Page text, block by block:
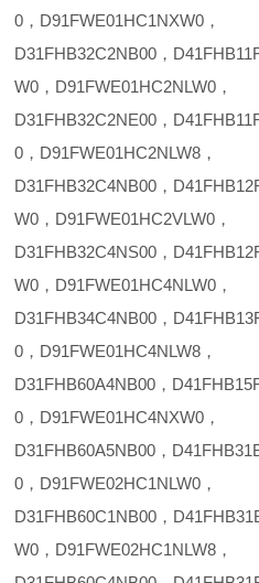
0，D91FWE01HC1NXW0，
D31FHB32C2NB00，
W0，D91FWE01HC2NLW0，
D31FHB32C2NE00，
0，D91FWE01HC2NLW8，
D31FHB32C4NB00，
W0，D91FWE01HC2VLW0，
D31FHB32C4NS00，
W0，D91FWE01HC4NLW0，
D31FHB34C4NB00，
0，D91FWE01HC4NLW8，
D31FHB60A4NB00，
0，D91FWE01HC4NXW0，
D31FHB60A5NB00，
0，D91FWE02HC1NLW0，
D31FHB60C1NB00，
W0，D91FWE02HC1NLW8，